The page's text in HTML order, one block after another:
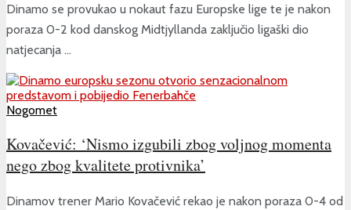
Dinamo se provukao u nokaut fazu Europske lige te je nakon
poraza 0-2 kod danskog Midtjyllanda zaključio ligaški dio
natjecanja ...
Nogomet
Kovačević: ‘Nismo izgubili zbog voljnog momenta
nego zbog kvalitete protivnika’
Dinamov trener Mario Kovačević rekao je nakon poraza 0-4 od